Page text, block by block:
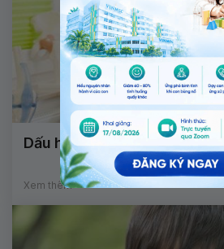
Dấu hiệu u sụn xương ở trẻ
Xem thêm